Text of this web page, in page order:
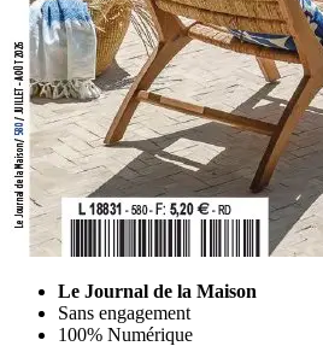
Le Journal de la Maison
Sans engagement
100% Numérique